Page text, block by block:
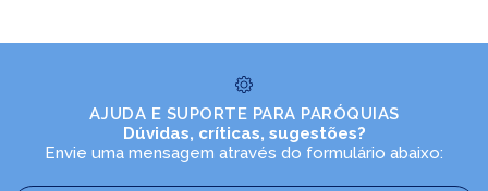
AJUDA E SUPORTE PARA PARÓQUIAS
Dúvidas, críticas, sugestões?
Envie uma mensagem através do formulário abaixo: